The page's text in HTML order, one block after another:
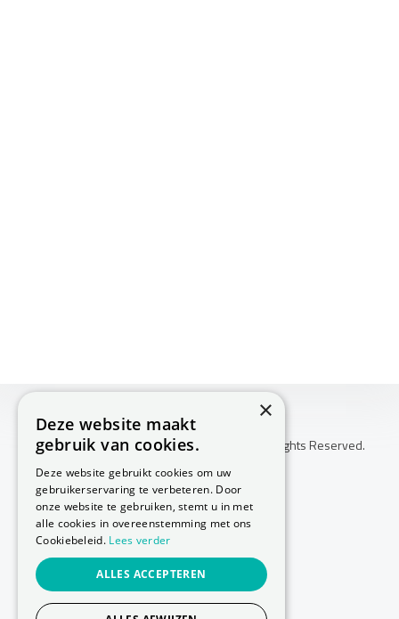
Copyright © 2026 Huis Voor Gezondheid. All Rights Reserved.
Klachtenprocedure
Annuleringsvoorwaarden
-
-
Privacy Policy
Cookie Policy
×
Deze website maakt
gebruik van cookies.
Deze website gebruikt cookies om uw
gebruikerservaring te verbeteren. Door
onze website te gebruiken, stemt u in met
alle cookies in overeenstemming met ons
Cookiebeleid. Lees verder
ALLES ACCEPTEREN